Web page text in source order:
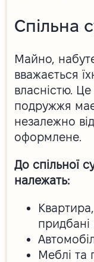
Спільна
Майно,
вважається
власністю.
подружжя
незалежно
оформлене.
До спільної
належать:
Меблі та